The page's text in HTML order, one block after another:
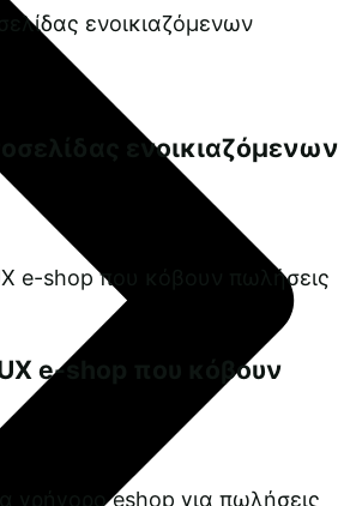
ενοικιαζόμενων
e-shop που κόβουν